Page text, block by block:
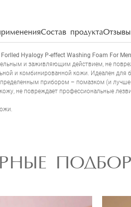
Состав продукта
Forlled Hyalogy P-effect Washing Foam For Men
и заживляющим действием, не
и комбинированной кожи. Идеален для
прибором – помазком (и
не повреждает профессиональные